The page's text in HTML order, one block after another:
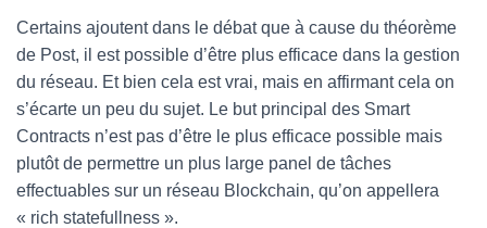
Certains ajoutent dans le débat que à cause du théorème
de Post, il est possible d’être plus efficace dans la gestion
du réseau. Et bien cela est vrai, mais en affirmant cela on
s’écarte un peu du sujet. Le but principal des Smart
Contracts n’est pas d’être le plus efficace possible mais
plutôt de permettre un plus large panel de tâches
effectuables sur un réseau Blockchain, qu’on appellera
« rich statefullness ».